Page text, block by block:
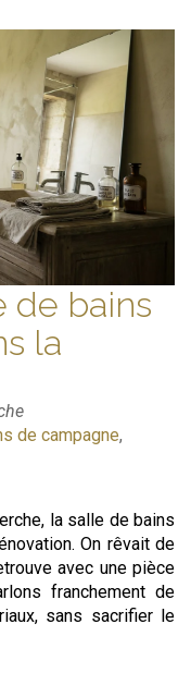
de bains
la
de campagne,
la salle de bains
On rêvait de
avec une pièce
franchement de
sans sacrifier le